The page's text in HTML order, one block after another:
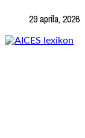
29 apríla, 2026